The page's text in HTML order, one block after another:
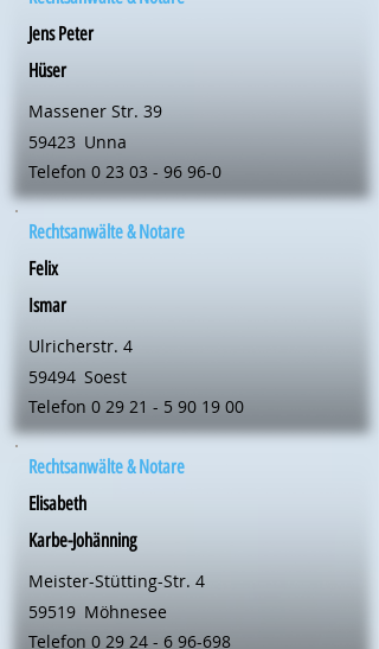
Jens Peter
Hüser
Massener Str. 39
59423 Unna
Telefon 0 23 03 - 96 96-0
Rechtsanwälte & Notare
Felix
Ismar
Ulricherstr. 4
59494 Soest
Telefon 0 29 21 - 5 90 19 00
Rechtsanwälte & Notare
Elisabeth
Karbe-Johänning
Meister-Stütting-Str. 4
59519 Möhnesee
Telefon 0 29 24 - 6 96-698